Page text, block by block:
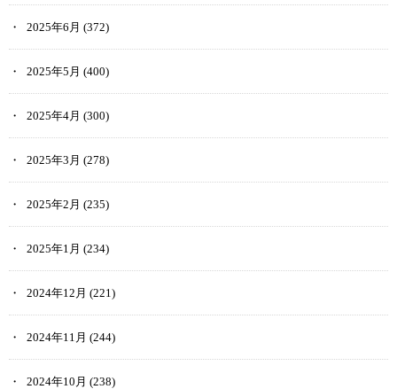
2025年6月 (372)
2025年5月 (400)
2025年4月 (300)
2025年3月 (278)
2025年2月 (235)
2025年1月 (234)
2024年12月 (221)
2024年11月 (244)
2024年10月 (238)